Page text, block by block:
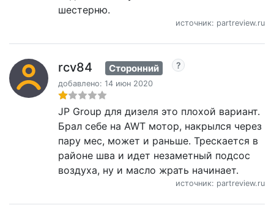
шестерню.
источник: partreview.ru
rcv84 Сторонний
добавлено: 14 июн 2020
JP Group для дизеля это плохой вариант.
Брал себе на AWT мотор, накрылся через
пару мес, может и раньше. Трескается в
районе шва и идет незаметный подсос
воздуха, ну и масло жрать начинает.
источник: partreview.ru